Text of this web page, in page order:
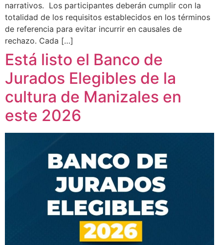
narrativos. Los participantes deberán cumplir con la
totalidad de los requisitos establecidos en los términos
de referencia para evitar incurrir en causales de
rechazo. Cada […]
Está listo el Banco de
Jurados Elegibles de la
cultura de Manizales en
este 2026